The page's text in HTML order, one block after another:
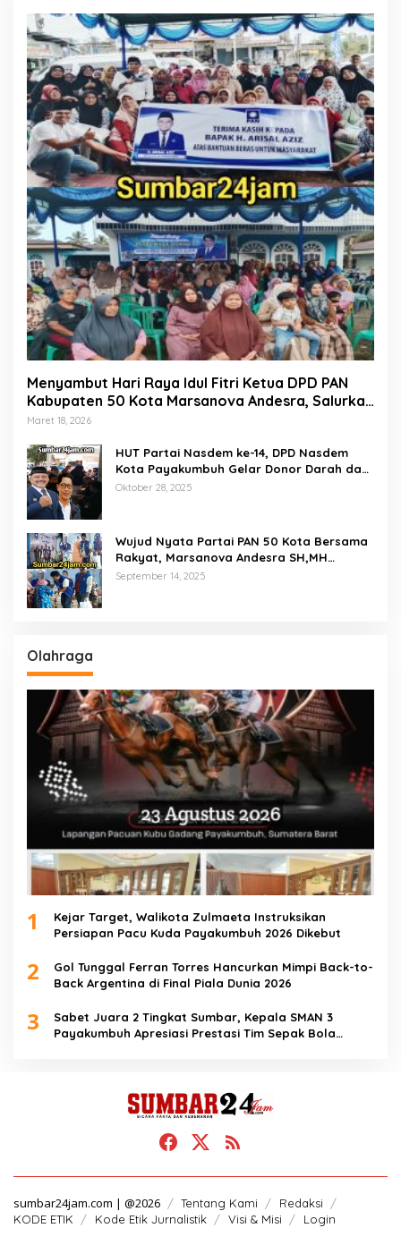
Menyambut Hari Raya Idul Fitri Ketua DPD PAN
Kabupaten 50 Kota Marsanova Andesra, Salurkan
Empat Ton Bantuan Beras Untuk Masyarakat
Maret 18, 2026
HUT Partai Nasdem ke-14, DPD Nasdem
Kota Payakumbuh Gelar Donor Darah dan
Pemeriksaan Kesehatan Gratis
Oktober 28, 2025
Wujud Nyata Partai PAN 50 Kota Bersama
Rakyat, Marsanova Andesra SH,MH
Salurkan 600 Karung Beras Untuk
September 14, 2025
Olahraga
1
Kejar Target, Walikota Zulmaeta Instruksikan
Persiapan Pacu Kuda Payakumbuh 2026 Dikebut
2
Gol Tunggal Ferran Torres Hancurkan Mimpi Back-to-
Back Argentina di Final Piala Dunia 2026
3
Sabet Juara 2 Tingkat Sumbar, Kepala SMAN 3
Payakumbuh Apresiasi Prestasi Tim Sepak Bola
sumbar24jam.com | @2026 Tentang Kami
Redaksi
KODE ETIK
Kode Etik Jurnalistik Visi & Misi Login